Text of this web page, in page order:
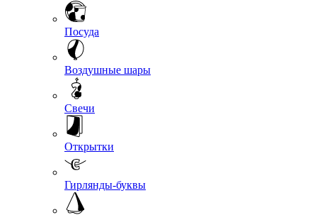
Посуда
Воздушные шары
Свечи
Открытки
Гирлянды-буквы